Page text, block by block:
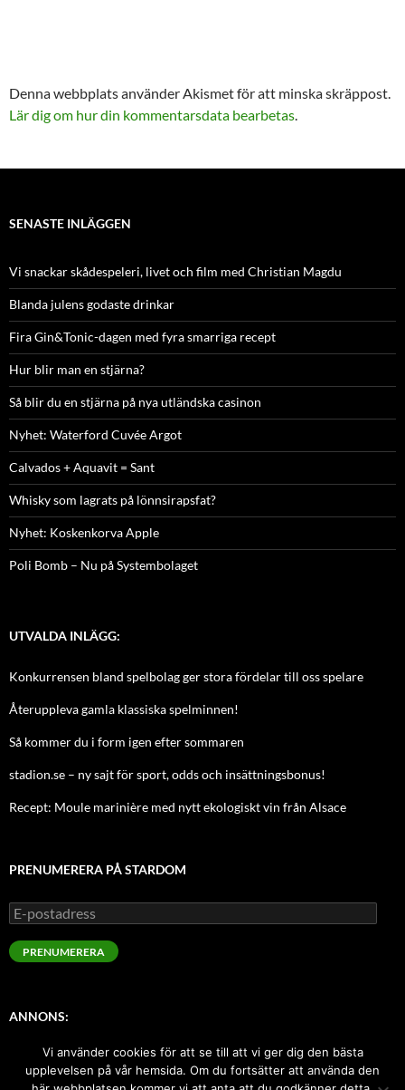
Denna webbplats använder Akismet för att minska skräppost.
Lär dig om hur din kommentarsdata bearbetas
SENASTE INLÄGGEN
Vi snackar skådespeleri, livet och film med Christian Magdu
Blanda julens godaste drinkar
Fira Gin&Tonic-dagen med fyra smarriga recept
Hur blir man en stjärna?
Så blir du en stjärna på nya utländska casinon
Nyhet: Waterford Cuvée Argot
Calvados + Aquavit = Sant
Whisky som lagrats på lönnsirapsfat?
Nyhet: Koskenkorva Apple
Poli Bomb – Nu på Systembolaget
UTVALDA INLÄGG:
Konkurrensen bland spelbolag ger stora fördelar till oss spelare
Återuppleva gamla klassiska spelminnen!
Så kommer du i form igen efter sommaren
stadion.se – ny sajt för sport, odds och insättningsbonus!
Recept: Moule marinière med nytt ekologiskt vin från Alsace
PRENUMERERA PÅ STARDOM
E-
postadress
PRENUMERERA
ANNONS:
Sugen på att annonsera här med index-länk? Kontakta oss!
Vi använder cookies för att se till att vi ger dig den bästa
upplevelsen på vår hemsida. Om du fortsätter att använda den